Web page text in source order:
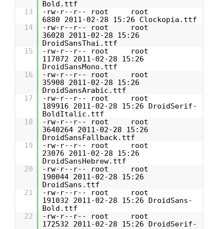
Bold.ttf
13
-rw-r--r-- root root
6880 2011-02-28 15:26 Clockopia.ttf
14
-rw-r--r-- root root
36028 2011-02-28 15:26
DroidSansThai.ttf
15
-rw-r--r-- root root
117072 2011-02-28 15:26
DroidSansMono.ttf
16
-rw-r--r-- root root
35908 2011-02-28 15:26
DroidSansArabic.ttf
17
-rw-r--r-- root root
189916 2011-02-28 15:26 DroidSerif-
BoldItalic.ttf
18
-rw-r--r-- root root
3640264 2011-02-28 15:26
DroidSansFallback.ttf
19
-rw-r--r-- root root
23076 2011-02-28 15:26
DroidSansHebrew.ttf
20
-rw-r--r-- root root
190044 2011-02-28 15:26
DroidSans.ttf
21
-rw-r--r-- root root
191032 2011-02-28 15:26 DroidSans-
Bold.ttf
22
-rw-r--r-- root root
172532 2011-02-28 15:26 DroidSerif-